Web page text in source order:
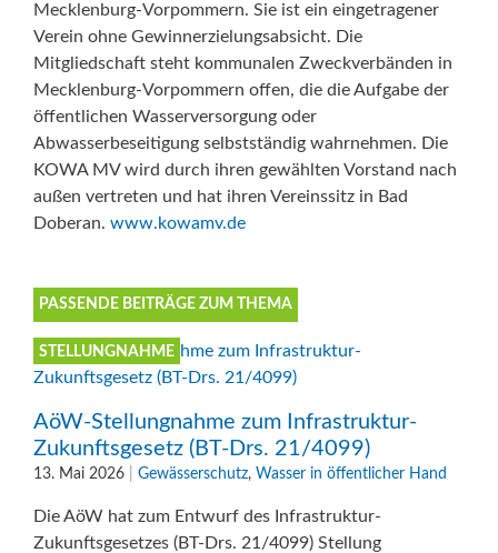
Mecklenburg-Vorpommern. Sie ist ein eingetragener
Verein ohne Gewinnerzielungsabsicht. Die
Mitgliedschaft steht kommunalen Zweckverbänden in
Mecklenburg-Vorpommern offen, die die Aufgabe der
öffentlichen Wasserversorgung oder
Abwasserbeseitigung selbstständig wahrnehmen. Die
KOWA MV wird durch ihren gewählten Vorstand nach
außen vertreten und hat ihren Vereinssitz in Bad
Doberan. www.kowamv.de
PASSENDE BEITRÄGE ZUM THEMA
STELLUNGNAHME
AöW-Stellungnahme zum Infrastruktur-
Zukunftsgesetz (BT-Drs. 21/4099)
13. Mai 2026 Gewässerschutz, Wasser in öffentlicher Hand
Die AöW hat zum Entwurf des Infrastruktur-
Zukunftsgesetzes (BT-Drs. 21/4099) Stellung